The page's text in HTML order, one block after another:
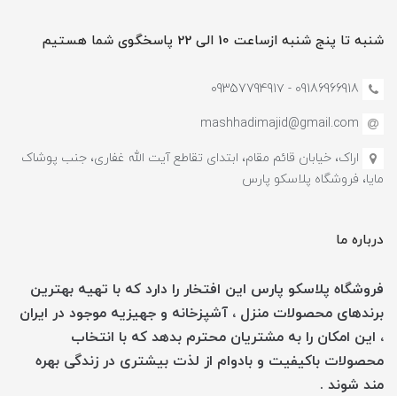
شنبه تا پنج شنبه ازساعت 10 الی 22 پاسخگوی شما هستیم
09186966918 - 0935779491۷
mashhadimajid@gmail.com
اراک، خیابان قائم مقام، ابتدای تقاطع آیت الله غفاری، جنب پوشاک
مایا، فروشگاه پلاسکو پارس
درباره ما
فروشگاه پلاسکو پارس این افتخار را دارد که با تهیه بهترین
برندهای محصولات منزل ، آشپزخانه و جهیزیه موجود در ایران
، این امکان را به مشتریان محترم بدهد که با انتخاب
محصولات باکیفیت و بادوام از لذت بیشتری در زندگی بهره
مند شوند .